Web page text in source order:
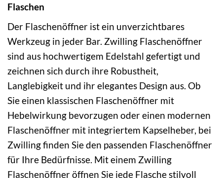
Flaschen
Der Flaschenöffner ist ein unverzichtbares
Werkzeug in jeder Bar. Zwilling Flaschenöffner
sind aus hochwertigem Edelstahl gefertigt und
zeichnen sich durch ihre Robustheit,
Langlebigkeit und ihr elegantes Design aus. Ob
Sie einen klassischen Flaschenöffner mit
Hebelwirkung bevorzugen oder einen modernen
Flaschenöffner mit integriertem Kapselheber, bei
Zwilling finden Sie den passenden Flaschenöffner
für Ihre Bedürfnisse. Mit einem Zwilling
Flaschenöffner öffnen Sie jede Flasche stilvoll